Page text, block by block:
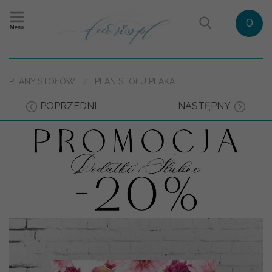
Menu 0
PLANY STOŁÓW PLAN STOŁU PLAKAT
POPRZEDNI NASTĘPNY